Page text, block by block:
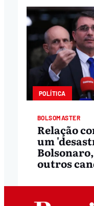
POLÍTICA
BOLSOMASTER
Relação
um
outros